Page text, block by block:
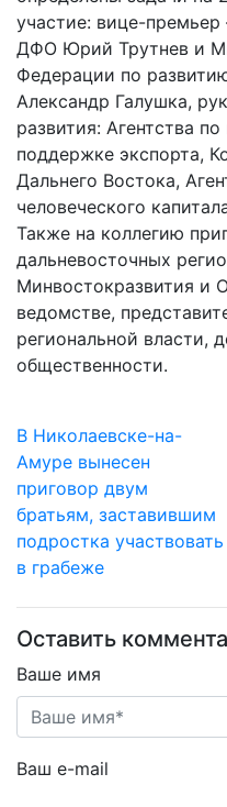
участие: вице-
ДФО Юрий Трутнев и
Федерации по
Александр Галушка,
развития: Агентства
поддержке экспорта,
Дальнего Востока,
человеческого
Также на коллегию
дальневосточных
Минвостокразвития и
ведомстве,
региональной власти,
общественности.
В Николаевске-на-
Амуре вынесен
приговор двум
братьям, заставившим
подростка участвовать
в грабеже
Оставить
Ваше имя
Ваш e-mail